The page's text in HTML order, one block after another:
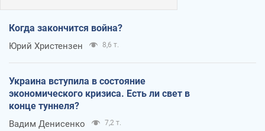
Когда закончится война?
Юрий Христензен 8,6 т.
Украина вступила в состояние
экономического кризиса. Есть ли свет в
конце туннеля?
Вадим Денисенко 7,2 т.